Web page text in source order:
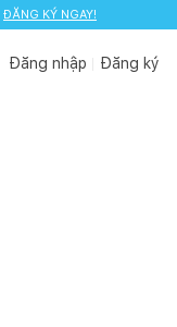
ĐĂNG KÝ NGAY!
Đăng nhập Đăng ký